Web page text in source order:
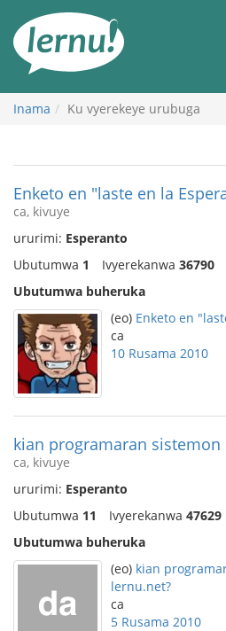
rupapuro
rw'ibirimwo
Inama Ku vyerekeye urubuga
Enketo en "laste en la
ca, kivuye
ururimi: Esperanto
Ubutumwa 1 Ivyerekanwa 36790
Ubutumwa buheruka
(eo) Enketo en
ca
10 Rusama 2010
kian programaran sistemon
ca, kivuye
ururimi: Esperanto
Ubutumwa 11 Ivyerekanwa 47629
Ubutumwa buheruka
(eo) kian
lernu.net?
ca
5 Rusama 2010